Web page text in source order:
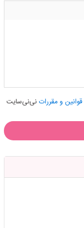
قوانین و مقرراتنی‌نی‌سایت